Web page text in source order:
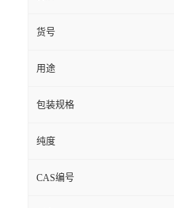
货号
用途
包装规格
纯度
CAS编号